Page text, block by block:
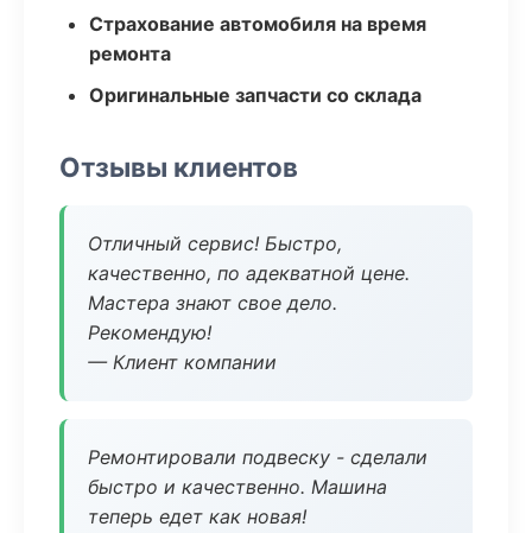
Страхование автомобиля на время
ремонта
Оригинальные запчасти со склада
Отзывы клиентов
Отличный сервис! Быстро,
качественно, по адекватной цене.
Мастера знают свое дело.
Рекомендую!
— Клиент компании
Ремонтировали подвеску - сделали
быстро и качественно. Машина
теперь едет как новая!